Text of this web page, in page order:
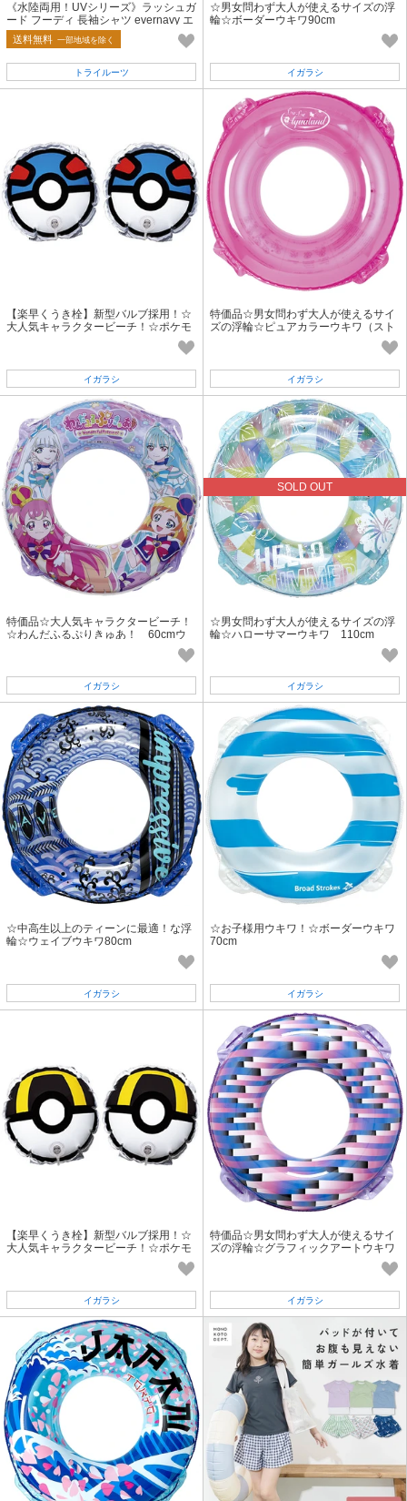
《水陸両用！UVシリーズ》ラッシュガ
ード フーディ 長袖シャツ evernavy エ
バーネイビー
送料無料 一部地域を除く
トライルーツ
☆男女問わず大人が使えるサイズの浮
輪☆ボーダーウキワ90cm
イガラシ
【楽早くうき栓】新型バルブ採用！☆
大人気キャラクタービーチ！☆ポケモ
イガラシ
特価品☆男女問わず大人が使えるサイ
ズの浮輪☆ピュアカラーウキワ（スト
イガラシ
特価品☆大人気キャラクタービーチ！
☆わんだふるぷりきゅあ！ 60cmウ
イガラシ
SOLD OUT
☆男女問わず大人が使えるサイズの浮
輪☆ハローサマーウキワ 110cm
イガラシ
☆中高生以上のティーンに最適！な浮
輪☆ウェイブウキワ80cm
イガラシ
☆お子様用ウキワ！☆ボーダーウキワ
70cm
イガラシ
【楽早くうき栓】新型バルブ採用！☆
大人気キャラクタービーチ！☆ポケモ
イガラシ
特価品☆男女問わず大人が使えるサイ
ズの浮輪☆グラフィックアートウキワ
イガラシ